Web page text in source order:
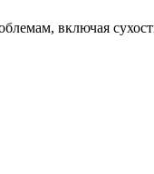
включая